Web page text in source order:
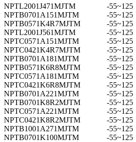
NPTL2001J471MJTM
-55~125
NPTB0701A151MJTM
-55~125
NPTB0571K4R7MJTM
-55~125
NPTL2001J561MJTM
-55~125
NPTC0571A151MJTM
-55~125
NPTC0421K4R7MJTM
-55~125
NPTB0701A181MJTM
-55~125
NPTB0571K6R8MJTM
-55~125
NPTC0571A181MJTM
-55~125
NPTC0421K6R8MJTM
-55~125
NPTB0701A221MJTM
-55~125
NPTB0701K8R2MJTM
-55~125
NPTC0571A221MJTM
-55~125
NPTC0421K8R2MJTM
-55~125
NPTB1001A271MJTM
-55~125
NPTB0701K100MJTM
-55~125